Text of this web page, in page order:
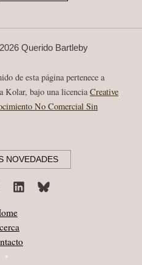
Querido Bartleby
de esta página pertenece a
Kolar, bajo una licenciaCreative
No Comercial Sin
NOVEDADES
•